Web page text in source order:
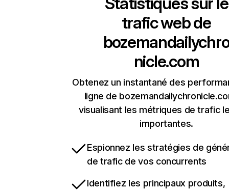
trafic web de
nicle.com
Obtenez un instantané des
ligne de
visualisant les métriques de trafic
importantes.
Espionnez les stratégies de
de trafic de vos concurrents
Identifiez les principaux produits,